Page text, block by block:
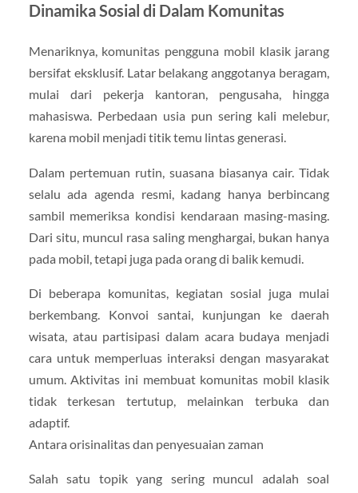
Dinamika Sosial di Dalam Komunitas
Menariknya, komunitas pengguna mobil klasik jarang
bersifat eksklusif. Latar belakang anggotanya beragam,
mulai dari pekerja kantoran, pengusaha, hingga
mahasiswa. Perbedaan usia pun sering kali melebur,
karena mobil menjadi titik temu lintas generasi.
Dalam pertemuan rutin, suasana biasanya cair. Tidak
selalu ada agenda resmi, kadang hanya berbincang
sambil memeriksa kondisi kendaraan masing-masing.
Dari situ, muncul rasa saling menghargai, bukan hanya
pada mobil, tetapi juga pada orang di balik kemudi.
Di beberapa komunitas, kegiatan sosial juga mulai
berkembang. Konvoi santai, kunjungan ke daerah
wisata, atau partisipasi dalam acara budaya menjadi
cara untuk memperluas interaksi dengan masyarakat
umum. Aktivitas ini membuat komunitas mobil klasik
tidak terkesan tertutup, melainkan terbuka dan
adaptif.
Antara orisinalitas dan penyesuaian zaman
Salah satu topik yang sering muncul adalah soal